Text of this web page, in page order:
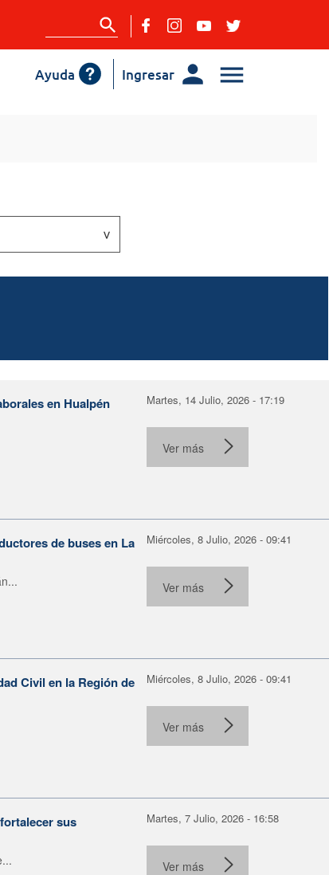
Ingresar
Ayuda
en Hualpén Martes, 14 Julio, 2026 - 17:19
Ver más
de buses en La
Miércoles, 8 Julio, 2026 - 09:41
Ver más
Civil en la Región de
Miércoles, 8 Julio, 2026 - 09:41
Ver más
sus
Martes, 7 Julio, 2026 - 16:58
Ver más